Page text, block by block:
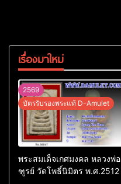
เรื่องมาใหม่
2569
บัตรรับรองพระแท้ D-Amulet
พระสมเด็จเกศมงคล หลวงพ่อ
ฑูรย์ วัดโพธิ์นิมิตร พ.ศ.2512